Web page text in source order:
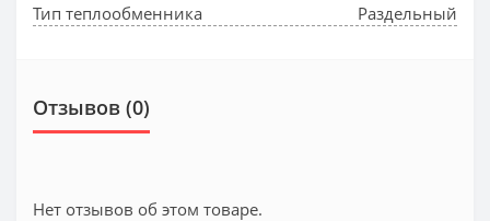
Тип теплообменника
Раздельный
Отзывов (0)
Нет отзывов об этом товаре.